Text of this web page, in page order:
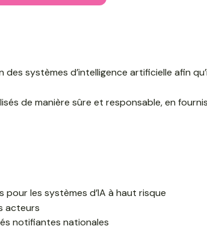
systèmes d’intelligence artificielle afin
de manière sûre et responsable​, en
les systèmes d’IA à haut risque
acteurs
notifiantes nationales